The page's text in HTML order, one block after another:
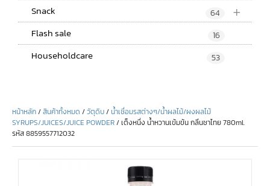
+
Snack 64
Flash sale 16
Householdcare 53
หน้าหลัก/สินค้าทั้งหมด /วัตุดิบ/น้ำเชื่อมรสต่างๆ/น้ำผลไม้/ผงผลไม้
SYRUPS/JUICES/JUICE POWDER/ เต็งหนึ่ง น้ำหวานเข้มข้น กลิ่นชาไทย 780ml.
รหัส 8859557712032